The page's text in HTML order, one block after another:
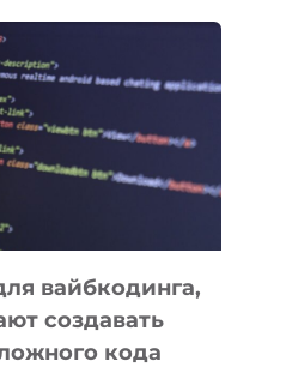
вайбкодинга,
создавать
кода